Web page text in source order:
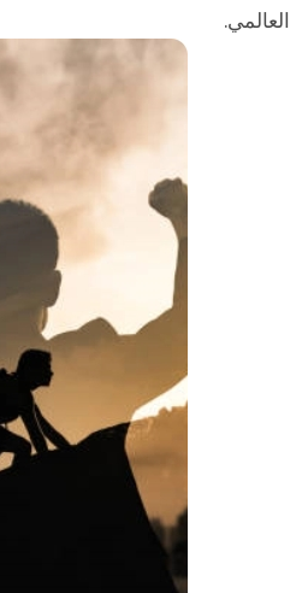
العالمي.